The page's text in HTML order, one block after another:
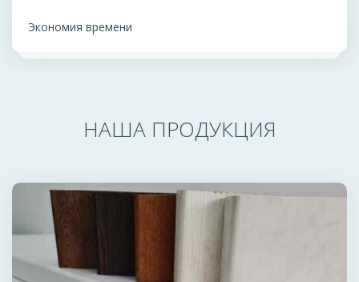
Экономия времени
НАША ПРОДУКЦИЯ